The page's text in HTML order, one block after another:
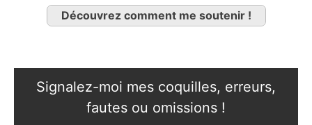
Découvrez comment me soutenir !
Signalez-moi mes coquilles, erreurs,
fautes ou omissions !